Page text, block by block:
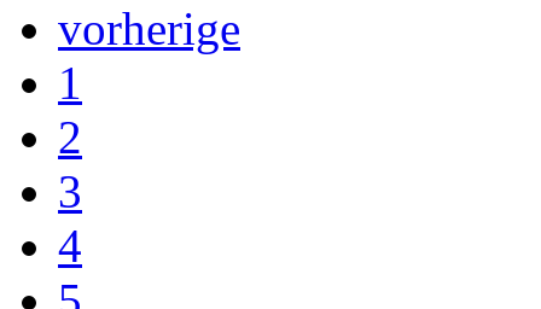
vorherige
1
2
3
4